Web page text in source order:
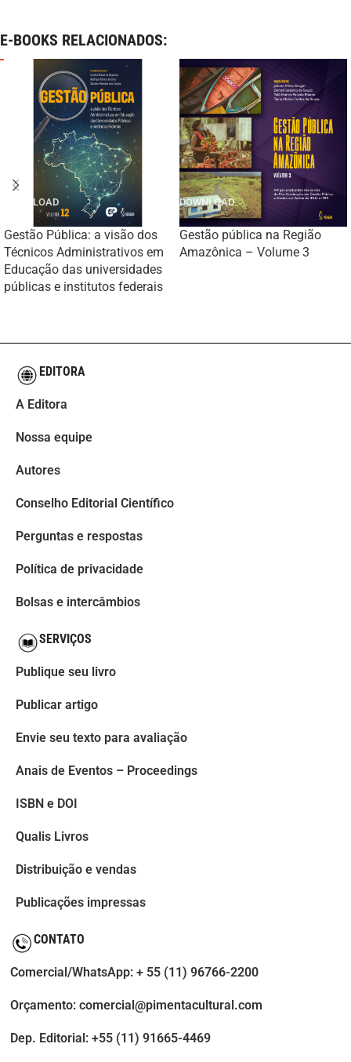
E-BOOKS RELACIONADOS:
Gestão Pública: a visão dos
Técnicos Administrativos em
Educação das universidades
públicas e institutos federais
Gestão pública na Região
Amazônica – Volume 3
EDITORA
A Editora
Nossa equipe
Autores
Conselho Editorial Científico
Perguntas e respostas
Política de privacidade
Bolsas e intercâmbios
SERVIÇOS
Publique seu livro
Publicar artigo
Envie seu texto para avaliação
Anais de Eventos – Proceedings
ISBN e DOI
Qualis Livros
Distribuição e vendas
Publicações impressas
CONTATO
Comercial/WhatsApp: + 55 (11) 96766-2200
Orçamento: comercial@pimentacultural.com
Dep. Editorial: +55 (11) 91665-4469